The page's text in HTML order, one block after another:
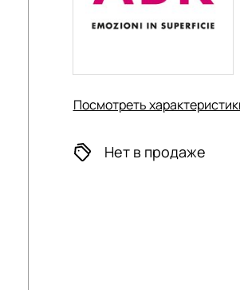
Посмотреть
Нет в продаже